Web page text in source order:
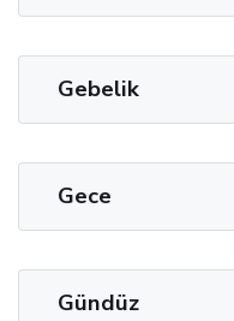
Gebelik
Gece
Gündüz